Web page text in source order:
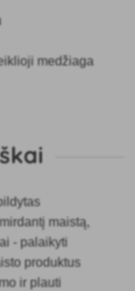
medžiaga
maistą,
- palaikyti
produktus
ir plauti